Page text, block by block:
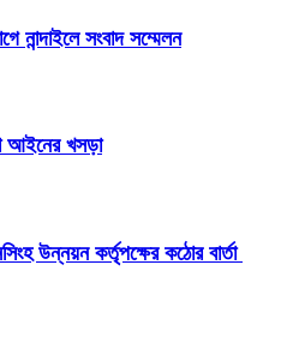
নান্দাইলে সংবাদ সম্মেলন
আইনের খসড়া
উন্নয়ন কর্তৃপক্ষের কঠোর বার্তা